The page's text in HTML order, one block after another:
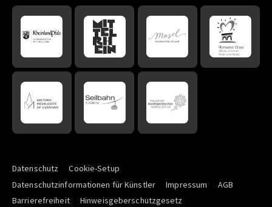
Datenschutz
Cookie-Setup
Datenschutzinformationen für Künstler
Impressum
AGB
Barrierefreiheit
Hinweisgeberschutzgesetz